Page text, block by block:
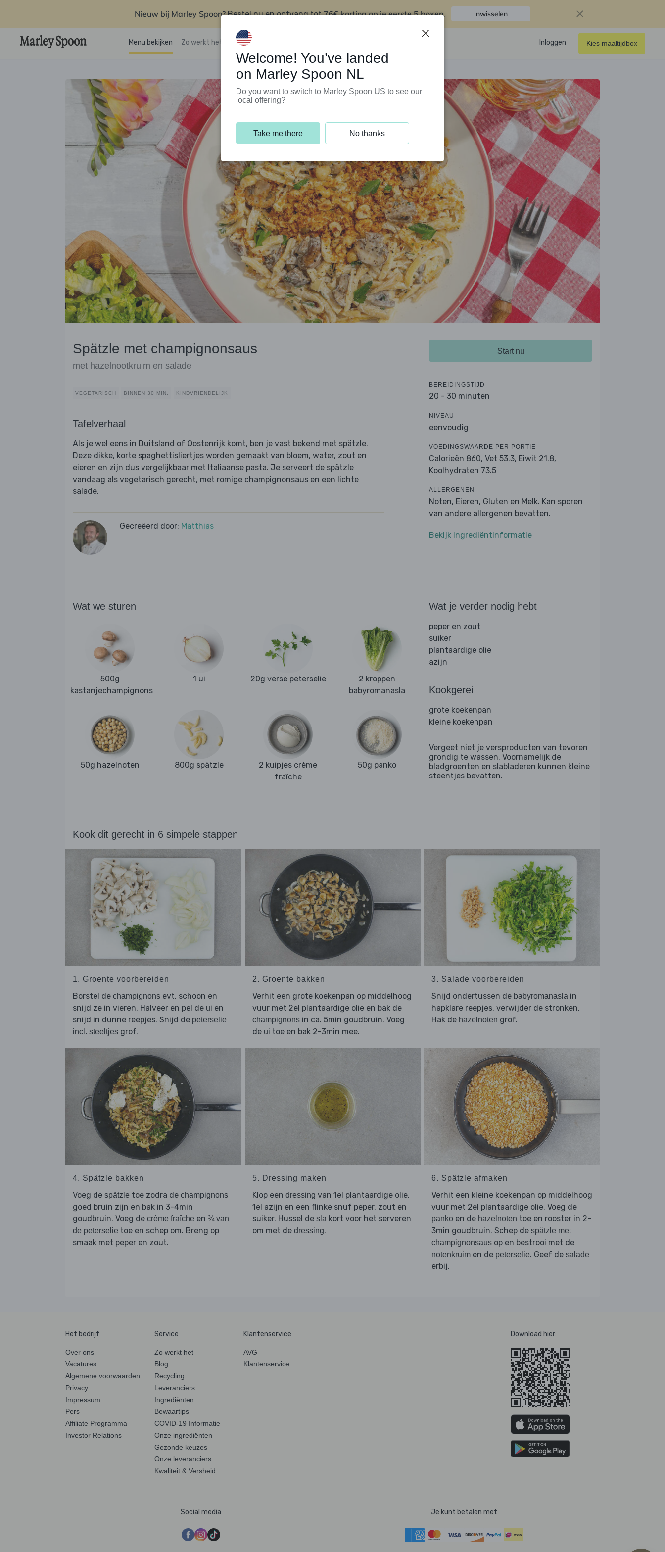
Nieuw bij Marley Spoon?Bestel nu en ontvang tot76€ korting op je eerste 5 boxen. Inwisselen
Menu bekijken Zo werkt het Klantenservice Inloggen Kies maaltijdbox
Spätzle met champignonsaus
met hazelnootkruim en salade
VEGETARISCH BINNEN 30 MIN. KINDVRIENDELIJK
Tafelverhaal
Als je wel eens in Duitsland of Oostenrijk komt, ben je vast bekend met spätzle.
Deze dikke, korte spaghettisliertjes worden gemaakt van bloem, water, zout en
eieren en zijn dus vergelijkbaar met Italiaanse pasta. Je serveert de spätzle
vandaag als vegetarisch gerecht, met romige champignonsaus en een lichte
salade.
Gecreëerd door: Matthias
Start nu
BEREIDINGSTIJD
20 - 30 minuten
NIVEAU
eenvoudig
VOEDINGSWAARDE PER PORTIE
Calorieën 860, Vet 53.3, Eiwit 21.8,
Koolhydraten 73.5
ALLERGENEN
Noten, Eieren, Gluten en Melk. Kan sporen
van andere allergenen bevatten.
Bekijk ingrediëntinformatie
Wat we sturen
500g
kastanjechampignons
1 ui 20g verse peterselie
2 kroppen
babyromanasla
50g hazelnoten 800g spätzle
2 kuipjes crème
fraîche
50g panko
Wat je verder nodig hebt
peper en zout
suiker
plantaardige olie
azijn
Kookgerei
grote koekenpan
kleine koekenpan
Vergeet niet je versproducten van tevoren
grondig te wassen. Voornamelijk de
bladgroenten en slabladeren kunnen kleine
steentjes bevatten.
Kook dit gerecht in 6 simpele stappen
1. Groente voorbereiden
Borstel de champignons evt. schoon en
snijd ze in vieren. Halveer en pel de ui en
snijd in dunne reepjes. Snijd de peterselie
incl. steeltjes grof.
2. Groente bakken
Verhit een grote koekenpan op middelhoog
vuur met 2el plantaardige olie en bak de
champignonsin ca. 5min goudbruin. Voeg
de ui toe en bak 2-3min mee.
3. Salade voorbereiden
Snijd ondertussen de babyromanasla in
hapklare reepjes, verwijder de stronken.
Hak de hazelnoten grof.
4. Spätzle bakken
Voeg de spätzle toe zodra de champignons
goed bruin zijn en bak in 3-4min
goudbruin. Voeg de crème fraîche en ¾ van
de peterselie toe en schep om. Breng op
smaak met peper en zout.
5. Dressing maken
Klop een dressing van 1el plantaardige olie,
1el azijn en een flinke snuf peper, zout en
suiker. Hussel de sla kort voor het serveren
om met de dressing.
6. Spätzle afmaken
Verhit een kleine koekenpan op middelhoog
vuur met 2el plantaardige olie. Voeg de
panko en de hazelnoten toe en rooster in 2-
3min goudbruin. Schep de spätzle met
champignonsaus op en bestrooi met de
notenkruim en de peterselie. Geef de salade
erbij.
Het bedrijf
Over ons
Vacatures
Algemene voorwaarden
Privacy
Impressum
Pers
Affiliate Programma
Investor Relations
Service
Zo werkt het
Blog
Recycling
Leveranciers
Ingrediënten
Bewaartips
COVID-19 Informatie
Onze ingrediënten
Gezonde keuzes
Onze leveranciers
Kwaliteit & Versheid
Klantenservice
AVG
Klantenservice
Download hier:
Social media Je kunt betalen met
Welcome! You’ve landed
on Marley Spoon NL
Do you want to switch to Marley Spoon US to see our
local offering?
Take me there No thanks